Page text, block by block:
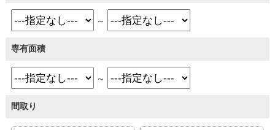
～
専有面積
～
間取り